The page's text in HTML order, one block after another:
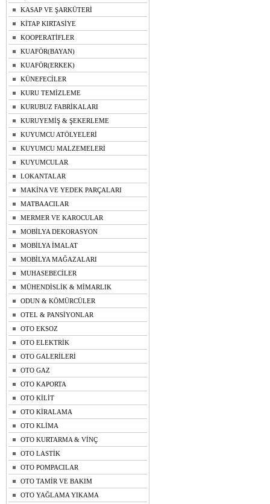
KASAP VE ŞARKÜTERİ
KİTAP KIRTASİYE
KOOPERATİFLER
KUAFÖR(BAYAN)
KUAFÖR(ERKEK)
KÜNEFECİLER
KURU TEMİZLEME
KURUBUZ FABRİKALARI
KURUYEMİŞ & ŞEKERLEME
KUYUMCU ATÖLYELERİ
KUYUMCU MALZEMELERİ
KUYUMCULAR
LOKANTALAR
MAKİNA VE YEDEK PARÇALARI
MATBAACILAR
MERMER VE KAROCULAR
MOBİLYA DEKORASYON
MOBİLYA İMALAT
MOBİLYA MAĞAZALARI
MUHASEBECİLER
MÜHENDİSLİK & MİMARLIK
ODUN & KÖMÜRCÜLER
OTEL & PANSİYONLAR
OTO EKSOZ
OTO ELEKTRİK
OTO GALERİLERİ
OTO GAZ
OTO KAPORTA
OTO KİLİT
OTO KİRALAMA
OTO KLİMA
OTO KURTARMA & VİNÇ
OTO LASTİK
OTO POMPACILAR
OTO TAMİR VE BAKIM
OTO YAĞLAMA YIKAMA